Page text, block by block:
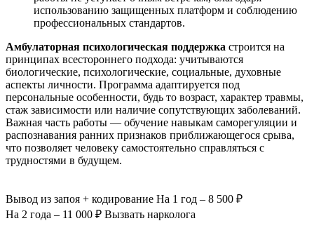
использованию защищенных платформ и соблюдению
профессиональных стандартов.
Амбулаторная психологическая поддержка строится на
принципах всестороннего подхода: учитываются
биологические, психологические, социальные, духовные
аспекты личности. Программа адаптируется под
персональные особенности, будь то возраст, характер травмы,
стаж зависимости или наличие сопутствующих заболеваний.
Важная часть работы — обучение навыкам саморегуляции и
распознавания ранних признаков приближающегося срыва,
что позволяет человеку самостоятельно справляться с
трудностями в будущем.
Вывод из запоя + кодирование На 1 год – 8 500 ₽
На 2 года – 11 000 ₽ Вызвать нарколога